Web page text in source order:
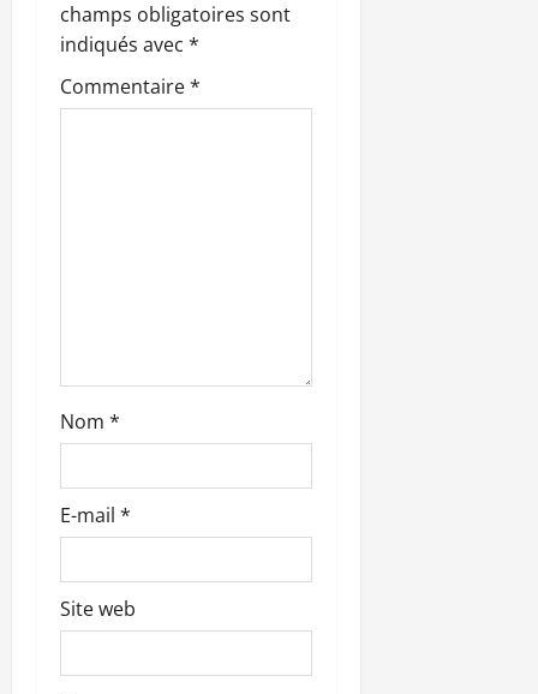
’
a
e
champs obligatoires sont
indiqués avec *
Commentaire*
Nom *
E-mail *
Site web